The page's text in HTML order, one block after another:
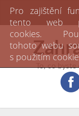
To, co byste
Pro zajištění
tento web
cookies.
tohoto webu
s použitím